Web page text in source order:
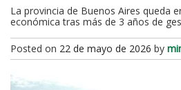
La provincia de Buenos Aires queda
económica tras más de 3 años de
Posted on 22 de mayo de 2026 by